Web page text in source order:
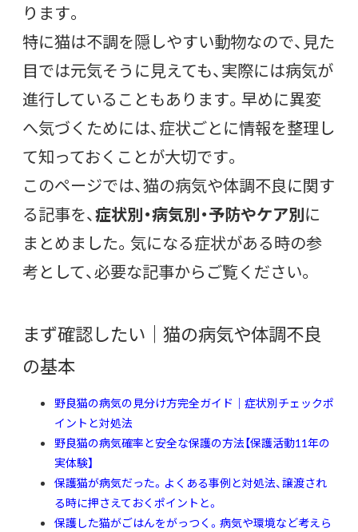
ります。
特に猫は不調を隠しやすい動物なので、見た
目では元気そうに見えても、実際には病気が
進行していることもあります。早めに異変
へ気づくためには、症状ごとに情報を整理し
て知っておくことが大切です。
このページでは、猫の病気や体調不良に関す
る記事を、症状別・病気別・予防やケア別に
まとめました。気になる症状がある時の参
考として、必要な記事からご覧ください。
まず確認したい｜猫の病気や体調不良
の基本
野良猫の病気の見分け方完全ガイド｜症状別チェックポ
イントと対処法
野良猫の病気確率と安全な保護の方法【保護活動11年の
実体験】
保護猫が病気だった。よくある事例と対処法、譲渡され
る時に押さえておくポイントと。
保護した猫がごはんをがっつく。病気や環境など考えら